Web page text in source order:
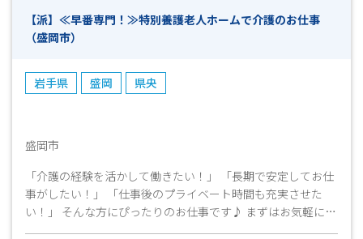
【派】≪早番専門！≫特別養護老人ホームで介護のお仕事
（盛岡市）
岩手県 盛岡 県央
盛岡市
「介護の経験を活かして働きたい！」 「長期で安定してお仕
事がしたい！」 「仕事後のプライベート時間も充実させた
い！」 そんな方にぴったりのお仕事です♪ まずはお気軽にお
問い合わせください！ 皆さんのご応募お待ちしています(^^)/